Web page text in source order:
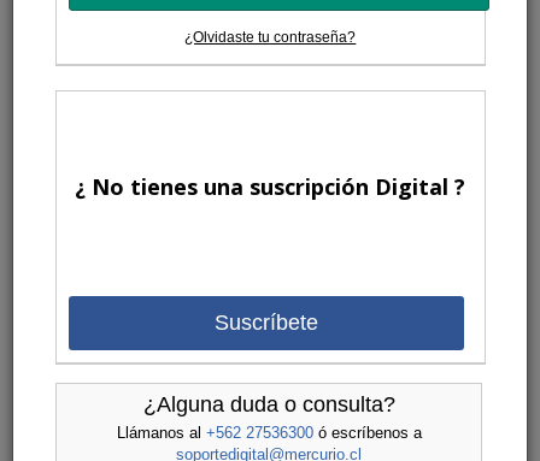
¿Olvidaste tu contraseña?
¿ No tienes una suscripción Digital ?
Suscríbete
¿Alguna duda o consulta?
Llámanos al +562 27536300ó escríbenos a
soportedigital@mercurio.cl